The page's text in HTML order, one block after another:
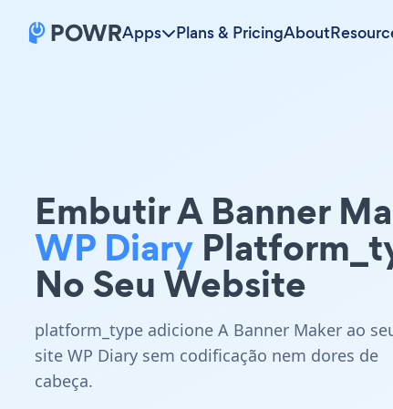
Apps Plans & PricingAbout
Embutir A Banner
WP Diary
No Seu Website
platform_type adicione A Banner Maker ao
site WP Diary sem codificação nem dores de
cabeça.